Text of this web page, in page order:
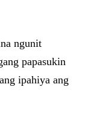
ngunit
papasukin
ipahiya ang